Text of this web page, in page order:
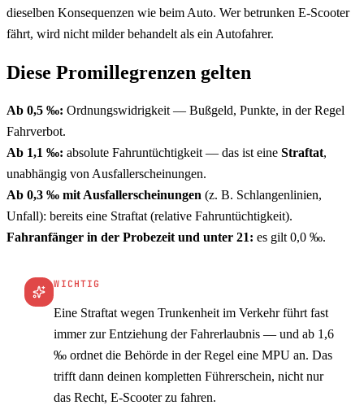
dieselben Konsequenzen wie beim Auto. Wer betrunken E-Scooter
fährt, wird nicht milder behandelt als ein Autofahrer.
Diese Promillegrenzen gelten
Ab 0,5 ‰: Ordnungswidrigkeit — Bußgeld, Punkte, in der Regel
Fahrverbot.
Ab 1,1 ‰: absolute Fahruntüchtigkeit — das ist eine Straftat,
unabhängig von Ausfallerscheinungen.
Ab 0,3 ‰ mit Ausfallerscheinungen (z. B. Schlangenlinien,
Unfall): bereits eine Straftat (relative Fahruntüchtigkeit).
Fahranfänger in der Probezeit und unter 21: es gilt 0,0 ‰.
WICHTIG
Eine Straftat wegen Trunkenheit im Verkehr führt fast
immer zur Entziehung der Fahrerlaubnis — und ab 1,6
‰ ordnet die Behörde in der Regel eine MPU an. Das
trifft dann deinen kompletten Führerschein, nicht nur
das Recht, E-Scooter zu fahren.